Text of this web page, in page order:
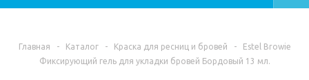
Главная - Каталог - Краска для ресниц и бровей -
Estel Browie
Фиксирующий гель для укладки бровей Бордовый 13 мл.